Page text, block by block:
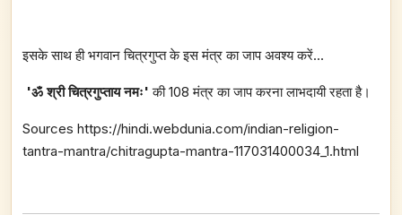
इसके साथ ही भगवान चित्रगुप्त के इस मंत्र का जाप अवश्य करें...
'‎ॐ श्री चित्रगुप्ताय नमः' की 108 मंत्र का जाप करना लाभदायी रहता है।
Sources https://hindi.webdunia.com/indian-religion-
tantra-mantra/chitragupta-mantra-117031400034_1.html